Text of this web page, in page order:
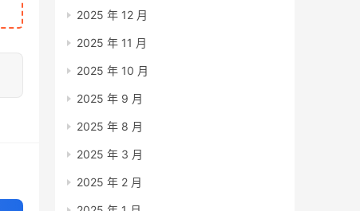
2025 年 12 月
2025 年 11 月
2025 年 10 月
2025 年 9 月
2025 年 8 月
2025 年 3 月
2025 年 2 月